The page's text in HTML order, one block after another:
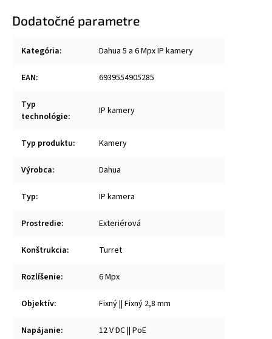
Dodatočné parametre
Kategória: Dahua 5 a 6 Mpx IP kamery
EAN: 6939554905285
Typ
technológie: IP kamery
Typ produktu: Kamery
Výrobca: Dahua
Typ: IP kamera
Prostredie: Exteriérová
Konštrukcia: Turret
Rozlíšenie: 6 Mpx
Objektív: Fixný || Fixný 2,8 mm
Napájanie: 12 V DC || PoE